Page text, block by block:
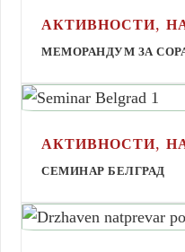
АКТИВНОСТИ,
МЕМОРАНДУМ ЗА
АКТИВНОСТИ,
СЕМИНАР БЕЛГРАД